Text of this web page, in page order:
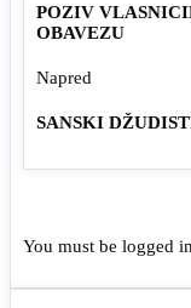
POZIV
OBAVEZU
Napred
SANSKI
You must be logged in